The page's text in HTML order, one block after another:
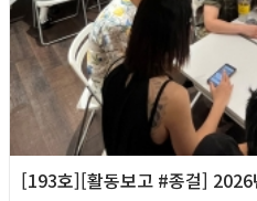
[193호][활동보고 #종걸] 2026